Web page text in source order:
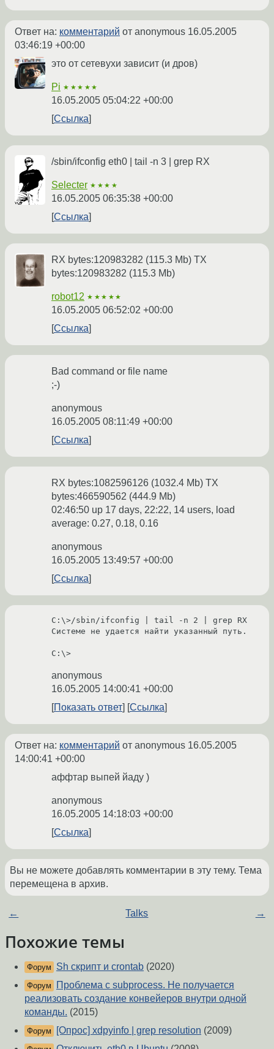
Ответ на: комментарий от anonymous 16.05.2005
03:46:19 +00:00
это от сетевухи зависит (и дров)
Pi ★★★★★
16.05.2005 05:04:22 +00:00
Ссылка
/sbin/ifconfig eth0 | tail -n 3 | grep RX
Selecter ★★★★
16.05.2005 06:35:38 +00:00
Ссылка
RX bytes:120983282 (115.3 Mb) TX
bytes:120983282 (115.3 Mb)
robot12 ★★★★★
16.05.2005 06:52:02 +00:00
Ссылка
Bad command or file name
;-)
anonymous
16.05.2005 08:11:49 +00:00
Ссылка
RX bytes:1082596126 (1032.4 Mb) TX
bytes:466590562 (444.9 Mb)
02:46:50 up 17 days, 22:22, 14 users, load
average: 0.27, 0.18, 0.16
anonymous
16.05.2005 13:49:57 +00:00
Ссылка
C:\>/sbin/ifconfig | tail -n 2 | grep RX
Системе не удается найти указанный путь.
C:\>
anonymous
16.05.2005 14:00:41 +00:00
Показать ответ
Ссылка
Ответ на: комментарий от anonymous 16.05.2005
14:00:41 +00:00
аффтар выпей йаду )
anonymous
16.05.2005 14:18:03 +00:00
Ссылка
Вы не можете добавлять комментарии в эту тему. Тема
перемещена в архив.
← Talks →
Похожие темы
Форум Sh скрипт и crontab (2020)
Форум
Проблема с subprocess. Не получается
реализовать создание конвейеров внутри одной
команды. (2015)
Форум [Опрос] xdpyinfo | grep resolution (2009)